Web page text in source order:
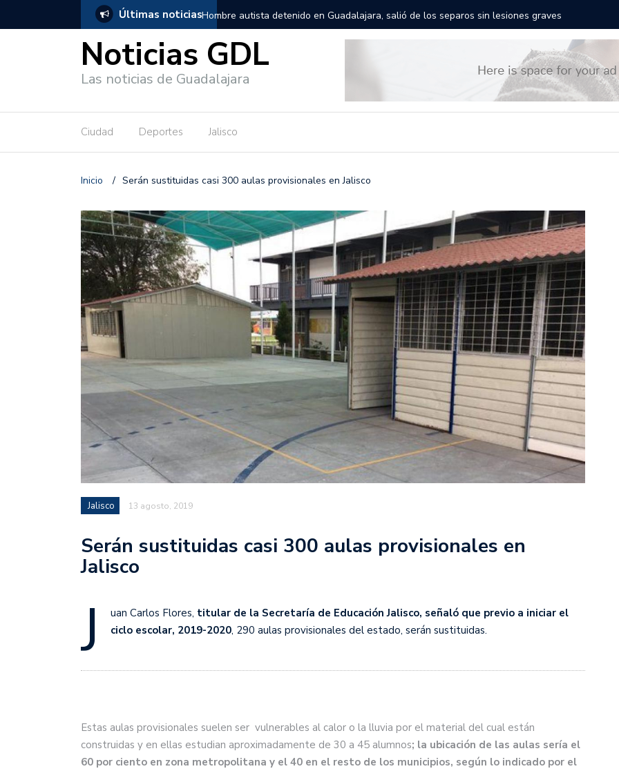
Últimas noticias
salió de los separos sin lesiones graves Títeres gigantes recorrerán las calles de Guadalajara: aparta la fecha Todo
Noticias GDL
Las noticias de Guadalajara
Ciudad Deportes Jalisco
Inicio / Serán sustituidas casi 300 aulas provisionales en Jalisco
Jalisco 13 agosto, 2019
Serán sustituidas casi 300 aulas provisionales en
Jalisco
J uan Carlos Flores, titular de la Secretaría de Educación Jalisco, señaló que previo a iniciar el
ciclo escolar, 2019-2020, 290 aulas provisionales del estado, serán sustituidas.
Estas aulas provisionales suelen ser vulnerables al calor o la lluvia por el material del cual están
construidas y en ellas estudian aproximadamente de 30 a 45 alumnos; la ubicación de las aulas sería el
60 por ciento en zona metropolitana y el 40 en el resto de los municipios, según lo indicado por el